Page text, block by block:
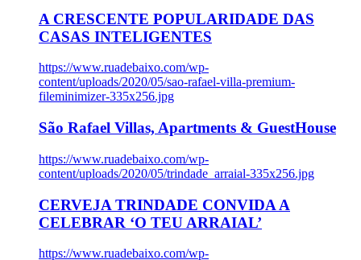
A CRESCENTE POPULARIDADE DAS
CASAS INTELIGENTES
https://www.ruadebaixo.com/wp-
content/uploads/2020/05/sao-rafael-villa-premium-
fileminimizer-335x256.jpg
São Rafael Villas, Apartments & GuestHouse
https://www.ruadebaixo.com/wp-
content/uploads/2020/05/trindade_arraial-335x256.jpg
CERVEJA TRINDADE CONVIDA A
CELEBRAR ‘O TEU ARRAIAL’
https://www.ruadebaixo.com/wp-